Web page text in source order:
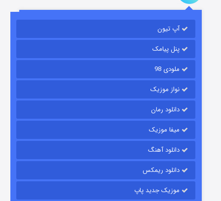
باب اسفنجی فصل ۱۷
قسمت۶ (زیرنویس) منتشر شد
قسمت۱۵ (دوبله) منتشر شد
آپ تیون
پنل پیامک
ملودی 98
نواز موزیک
دانلود رمان
میفا موزیک
دانلود آهنگ
دانلود ریمکس
موزیک جدید پاپ